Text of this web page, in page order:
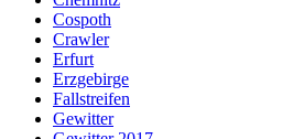
Cospoth
Crawler
Erfurt
Erzgebirge
Fallstreifen
Gewitter